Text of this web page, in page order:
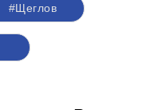
#Щеглов